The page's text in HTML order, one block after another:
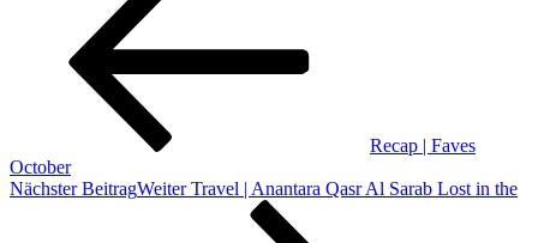
Recap | Faves
October
Nächster BeitragWeiter Travel | Anantara Qasr Al Sarab Lost in the